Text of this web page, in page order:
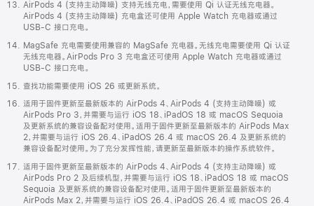
AirPods 4 (支持主动降噪) 支持无线充电，需要使用 Qi 认证无线充电器。
AirPods 4 (支持主动降噪) 充电盒还可使用 Apple Watch 充电器或通过
USB-C 接口充电。
MagSafe 充电需要使用兼容的 MagSafe 充电器。无线充电需要使用 Qi 认证
无线充电器。AirPods Pro 3 充电盒还可使用 Apple Watch 充电器或通过
USB-C 接口充电。
查找功能需要使用 iOS 26 或更新系统。
适用于固件更新至最新版本的 AirPods 4、AirPods 4 (支持主动降噪) 或
AirPods Pro 3，并需要与运行 iOS 18、iPadOS 18 或 macOS Sequoia
及更新系统的兼容设备配对使用。适用于固件更新至最新版本的 AirPods Max
2，并需要与运行 iOS 26.4、iPadOS 26.4 或 macOS 26.4 及更新系统的
兼容设备配对使用。为了充分发挥性能，请更新至最新版本的操作系统软件。
适用于固件更新至最新版本的 AirPods 4、AirPods 4 (支持主动降噪) 或
AirPods Pro 2 及后续机型，并需要与运行 iOS 18、iPadOS 18 或 macOS
Sequoia 及更新系统的兼容设备配对使用。适用于固件更新至最新版本的
AirPods Max 2，并需要与运行 iOS 26.4、iPadOS 26.4 或 macOS 26.4